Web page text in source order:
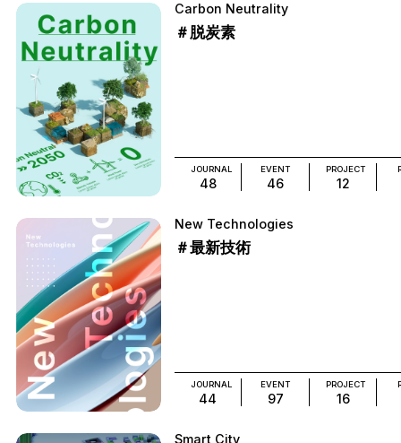
Carbon Neutrality
＃脱炭素
JOURNAL
48
EVENT
46
PROJECT
12
New Technologies
＃最新技術
JOURNAL
44
EVENT
97
PROJECT
16
Smart City